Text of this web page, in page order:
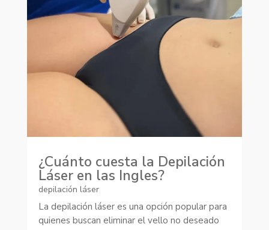
¿Cuánto cuesta la Depilación
Láser en las Ingles?
depilación láser
La depilación láser es una opción popular para
quienes buscan eliminar el vello no deseado